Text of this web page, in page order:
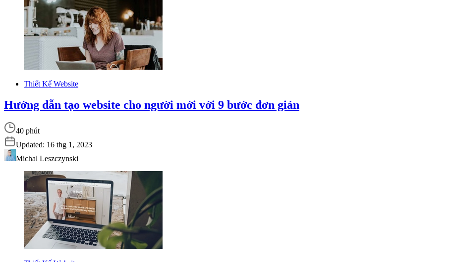
Thiết Kế Website
Hướng dẫn tạo website cho người mới với 9 bước đơn giản
40 phút
Updated: 16 thg 1, 2023
Michal Leszczynski